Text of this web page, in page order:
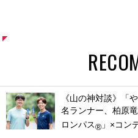
《山の神対談》「
名ランナー、柏原
ロンパス® 」×コン